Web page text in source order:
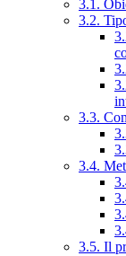
3.1.
3.2.
3.3.
3.4.
3.5. Il